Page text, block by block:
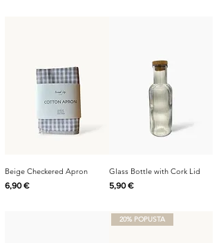
Beige Checkered Apron
Cijena
6,90 €
Glass Bottle with Cork Lid
Cijena
5,90 €
20% POPUSTA